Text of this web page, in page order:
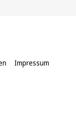
Impressum